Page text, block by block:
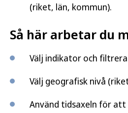
(riket, län, kommun).
Så här arbetar du
Välj indikator och
Välj geografisk nivå
Använd tidsaxeln för